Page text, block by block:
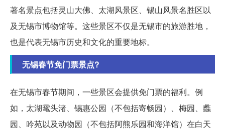
著名景点包括灵山大佛、太湖风景区、锡山风景名胜区以
及无锡市博物馆等。这些景区不仅是无锡市的旅游胜地，
也是代表无锡市历史和文化的重要地标。
无锡春节免门票景点?
在无锡市春节期间，一些景区会提供免门票的福利。例
如，太湖鼋头渚、锡惠公园（不包括寄畅园）、梅园、蠡
园、吟苑以及动物园（不包括阿熊乐园和海洋馆）在白天